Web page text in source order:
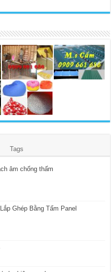
Tags
âm chống thấm
Ghép Bằng Tấm Panel